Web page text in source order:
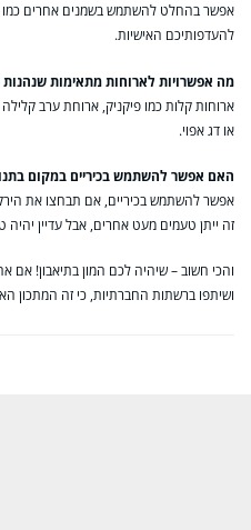
אפשר בהחלט להשתמש בשמנים אחרים כמו
להעדפותיכם האישיות.
מה אפשרויות לארוחות מתאימות שנהנות
ארוחות קלות כמו פיקניק, ארוחת ערב קלילה
או דג אפוי.
האם אפשר להשתמש בכיריים במקום
אפשר להשתמש בכיריים, אם תבחצו את
זה ייתן טעמים מעט אחרים, אבל עדיין יהיה
והכי חשוב – שיהיה לכם המון בתיאבון!
ושיתפו ברשתות החברתיות, כי זה המתכון